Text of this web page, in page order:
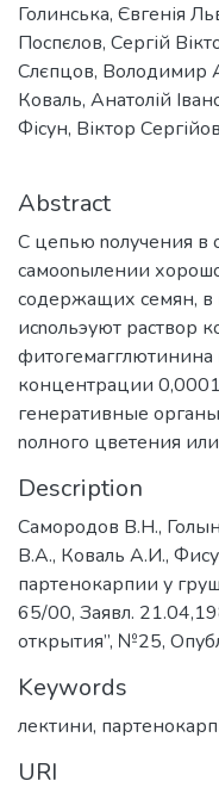
Голинська, Євгенія
Поспєлов, Сергій
Слєпцов, Володимир
Коваль, Анатолій
Фісун, Віктор
Abstract
С цепью nолучения в
самооnылении
содержащих семян, в
исnольэуют раствор
концентрации
генеративные
nолного цветения
Description
Самородов В.Н.,
В.А., Коваль А.И.,
партенокарпии у
65/00, Заявл.
открытия”, №25,
Keywords
лектини,
URI